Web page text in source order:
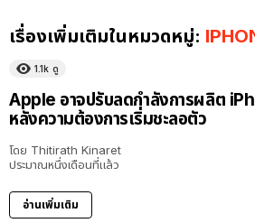
เรื่องเพิ่มเติมในหมวดหมู่:
1.1k ดู
Apple อาจปรับลดกำลังการผลิต
หลังความต้องการเริ่มชะลอตัว
โดย Thitirath Kinaret
ประมาณหนึ่งเดือนที่แล้ว
อ่านเพิ่มเติม